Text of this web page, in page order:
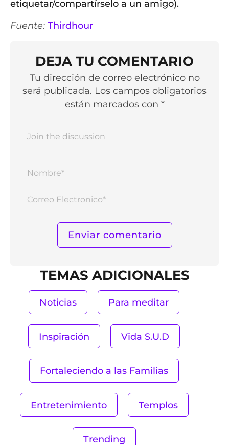
etiquetar/compartírselo a un amigo).
Fuente: Thirdhour
DEJA TU COMENTARIO
Tu dirección de correo electrónico no
será publicada. Los campos obligatorios
están marcados con *
TEMAS ADICIONALES
Noticias Para meditar
Inspiración Vida S.U.D
Fortaleciendo a las Familias
Entretenimiento Templos
Trending